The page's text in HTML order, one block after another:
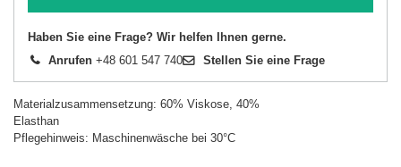
Haben Sie eine Frage? Wir helfen Ihnen gerne.
Anrufen +48 601 547 740 Stellen Sie eine Frage
Materialzusammensetzung: 60% Viskose, 40%
Elasthan
Pflegehinweis: Maschinenwäsche bei 30°C